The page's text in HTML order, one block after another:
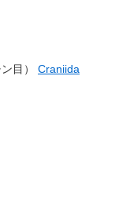
目） Craniida